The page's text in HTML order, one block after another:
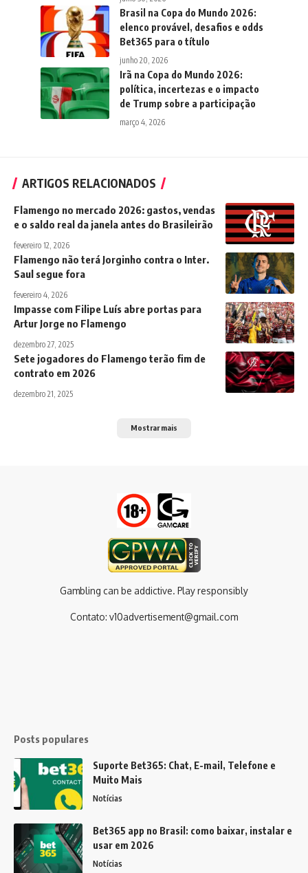
Brasil na Copa do Mundo 2026:
elenco provável, desafios e odds
Bet365 para o título
junho 20, 2026
Irã na Copa do Mundo 2026:
política, incertezas e o impacto
de Trump sobre a participação
março 4, 2026
ARTIGOS RELACIONADOS
Flamengo no mercado 2026: gastos, vendas
e o saldo real da janela antes do Brasileirão
fevereiro 12, 2026
Flamengo não terá Jorginho contra o Inter.
Saul segue fora
fevereiro 4, 2026
Impasse com Filipe Luís abre portas para
Artur Jorge no Flamengo
dezembro 27, 2025
Sete jogadores do Flamengo terão fim de
contrato em 2026
dezembro 21, 2025
Mostrar mais
Gambling can be addictive. Play responsibly
Contato: v10advertisement@gmail.com
Posts populares
Suporte Bet365: Chat, E-mail, Telefone e
Muito Mais
Notícias
Bet365 app no Brasil: como baixar, instalar e
usar em 2026
Notícias